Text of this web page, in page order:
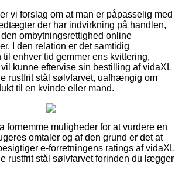
vi forslag om at man er påpasselig med
der har indvirkning på handlen,
ombytningsrettighed online
I den relation er det samtidig
enhver tid gemmer ens kvittering,
kunne eftervise sin bestilling af vidaXL
rustfrit stål sølvfarvet, uafhængig om
til en kvinde eller mand.
fornemme muligheder for at vurdere en
omtaler og af den grund er det at
e-forretningens ratings af vidaXL
rustfrit stål sølvfarvet forinden du lægger